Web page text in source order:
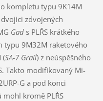
kompletu typu 9K14M
zdvojených
Gads PLŘS krátkého
typu 9M32M raketového
(SA-7 Grail) z neúspěšného
Takto modifikovaný Mi-
G a pod konci
kromě PLŘS